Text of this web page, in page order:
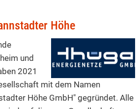
Höhe
und
2021
mit dem Namen
Höhe GmbH" gegründet. Alle